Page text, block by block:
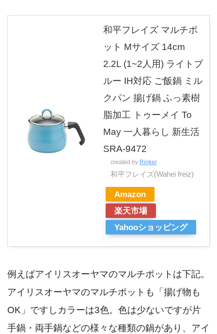
和平フレイズ マルチポ
ット Mサイズ 14cm
2.2L (1~2人用) ライトブ
ルー IH対応 ご飯鍋 ミル
クパン 揚げ鍋 ふっ素樹
脂加工 トゥーメイ To
May 一人暮らし 新生活
SRA-9472
created by Rinker
和平フレイズ(Wahei freiz)
Amazon
楽天市場
Yahooショッピング
例えばアイリスオーヤマのマルチポットは下記。
アイリスオーヤマのマルチポットも「揚げ物も
OK」ですしカラーは3色。色は少ないですが片
手鍋・両手鍋などの様々な種類の鍋があり、アイ